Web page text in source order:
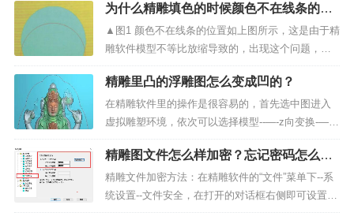
工时因为锥角不准确而在侧边留下阶梯。投影加深
粗加工也使用该功能提高分层加工的效率和球刀的
使用寿命。锥...
为什么精雕填色的时候颜色不在线条的位
置？
▲图1 颜色不在线条的位置如上图所示，这是由于精
雕软件模型不等比放缩导致的，出现这个问题，只
要重新调整步长，就可以解决这个问题了。...
精雕里凸的浮雕图怎么变成凹的？
在精雕软件里的操作是很容易的，首先选中图进入
虚拟雕塑环境，依次可以选择模型--—-z向变换-—-z
向镜像（非对称模型还需考虑或Y向是否需要镜像）
数值变成负数图形即变成凹的了，然后依次进行路
径的输出即可。凹的也称阴雕，浮雕的反向就是向
下凹的，...
精雕图文件怎么样加密？忘记密码怎么
办?
精雕文件加密方法：在精雕软件的“文件”菜单下--系
统设置--文件安全，在打开的对话框右侧即可设置密
码。▲图1 文件加密设置界面精雕图密码忘记怎么